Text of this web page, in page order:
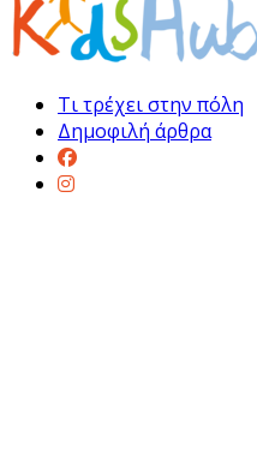
Τι τρέχει στην πόλη
Δημοφιλή άρθρα